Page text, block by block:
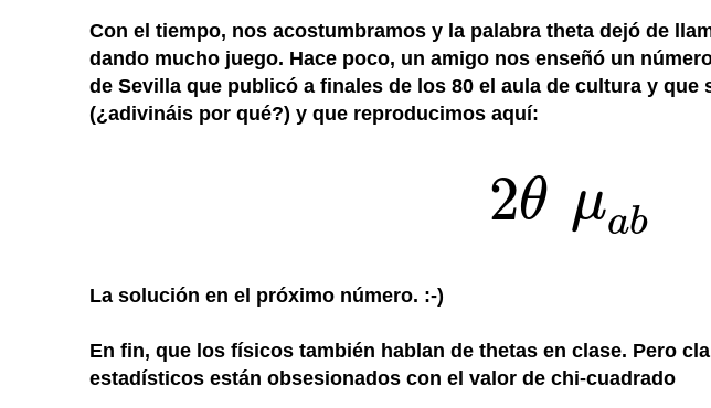
Con el tiempo, nos acostumbramos y la palabra theta dejó de
dando mucho juego. Hace poco, un amigo nos enseñó un
de Sevilla que publicó a finales de los 80 el aula de cultura y que
(¿adivináis por qué?) y que reproducimos aquí:
2θ μab
μab
La solución en el próximo número. :-)
En fin, que los físicos también hablan de thetas en clase. Pero
estadísticos están obsesionados con el valor de chi-cuadrado